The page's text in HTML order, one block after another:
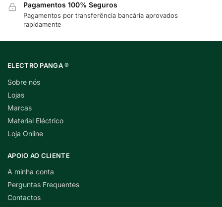
Pagamentos 100% Seguros
Pagamentos por transferência bancária aprovados
rapidamente
ELECTRO PANGA ®
Sobre nós
Lojas
Marcas
Material Eléctrico
Loja Online
APOIO AO CLIENTE
A minha conta
Perguntas Frequentes
Contactos